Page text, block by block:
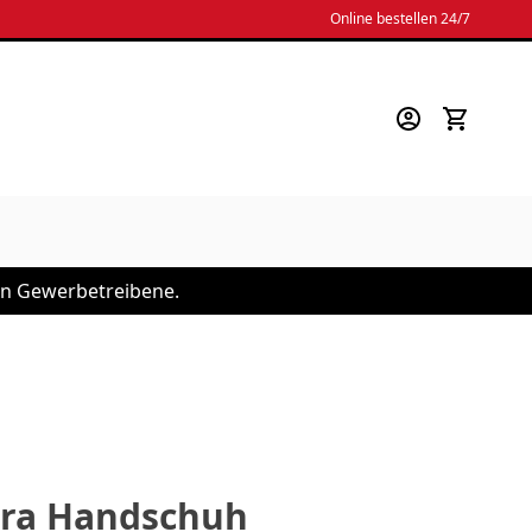
Online bestellen 24/7
Gewerbetreibene.
Handschuh